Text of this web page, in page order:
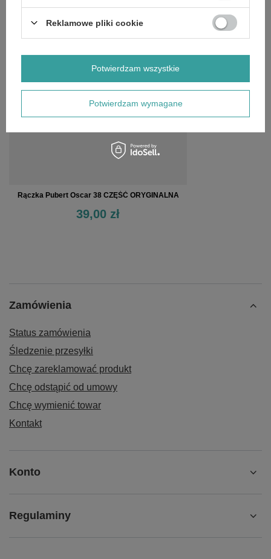
OPINIE (0)
Rączka Pubert Oscar 38 CZĘŚĆ ORYGINALNA
39,00 zł
Zamówienia
Status zamówienia
Śledzenie przesyłki
Chcę zareklamować produkt
Chcę odstąpić od umowy
Chcę wymienić towar
Kontakt
Konto
Regulaminy
Reklamowe pliki cookie
Potwierdzam wymagane
Potwierdzam wszystkie